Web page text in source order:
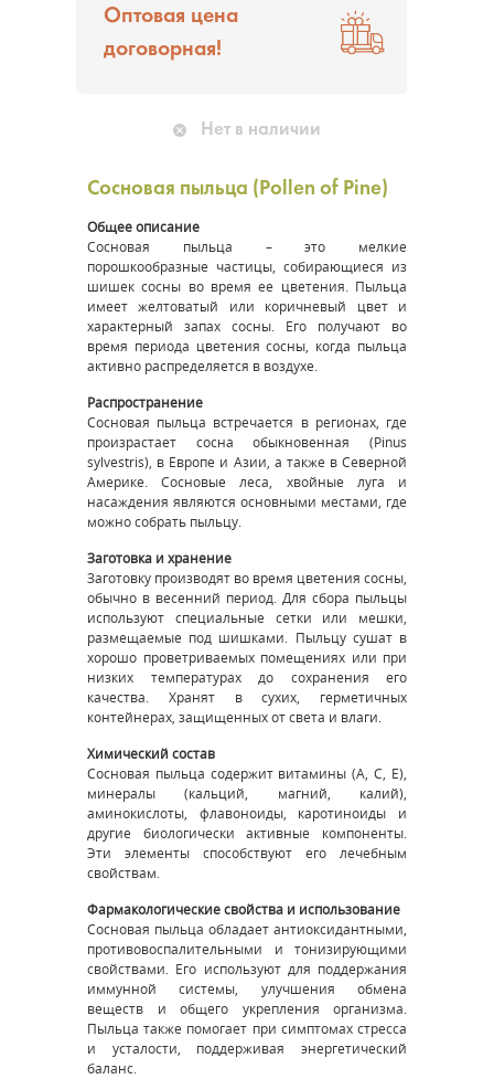
Оптовая цена
договорная!
Нет в наличии
Сосновая пыльца (Pollen of Pine)
Общее описание
Сосновая пыльца – это мелкие
порошкообразные частицы, собирающиеся из
шишек сосны во время ее цветения. Пыльца
имеет желтоватый или коричневый цвет и
характерный запах сосны. Его получают во
время периода цветения сосны, когда пыльца
активно распределяется в воздухе.
Распространение
Сосновая пыльца встречается в регионах, где
произрастает сосна обыкновенная (Pinus
sylvestris), в Европе и Азии, а также в Северной
Америке. Сосновые леса, хвойные луга и
насаждения являются основными местами, где
можно собрать пыльцу.
Заготовка и хранение
Заготовку производят во время цветения сосны,
обычно в весенний период. Для сбора пыльцы
используют специальные сетки или мешки,
размещаемые под шишками. Пыльцу сушат в
хорошо проветриваемых помещениях или при
низких температурах до сохранения его
качества. Хранят в сухих, герметичных
контейнерах, защищенных от света и влаги.
Химический состав
Сосновая пыльца содержит витамины (A, C, E),
минералы (кальций, магний, калий),
аминокислоты, флавоноиды, каротиноиды и
другие биологически активные компоненты.
Эти элементы способствуют его лечебным
свойствам.
Фармакологические свойства и использование
Сосновая пыльца обладает антиоксидантными,
противовоспалительными и тонизирующими
свойствами. Его используют для поддержания
иммунной системы, улучшения обмена
веществ и общего укрепления организма.
Пыльца также помогает при симптомах стресса
и усталости, поддерживая энергетический
баланс.